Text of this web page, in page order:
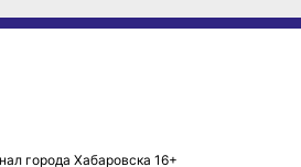
города Хабаровска 16+